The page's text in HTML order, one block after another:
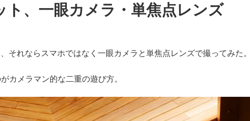
、一眼カメラ・単焦点レンズ
それならスマホではなく一眼カメラと単焦点レンズで撮ってみた。
カメラマン的な二重の遊び方。